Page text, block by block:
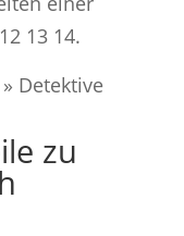
13 14.
zu